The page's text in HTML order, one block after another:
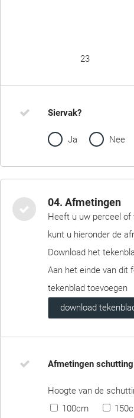
23
Siervak?
Ja Nee
04. Afmetingen
Heeft u uw perceel
kunt u hieronder de
Download het
Aan het einde van dit
tekenblad toevoegen
download
Afmetingen schutting
Hoogte van de
100cm